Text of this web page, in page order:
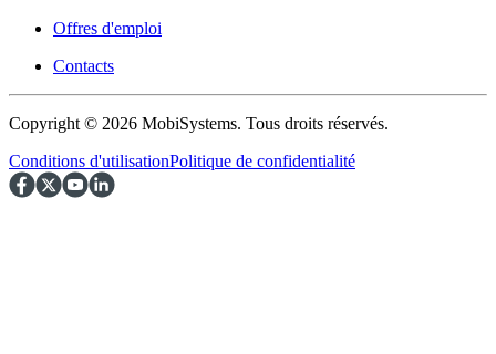
Offres d'emploi
Contacts
Copyright © 2026 MobiSystems. Tous droits réservés.
Conditions d'utilisationPolitique de confidentialité